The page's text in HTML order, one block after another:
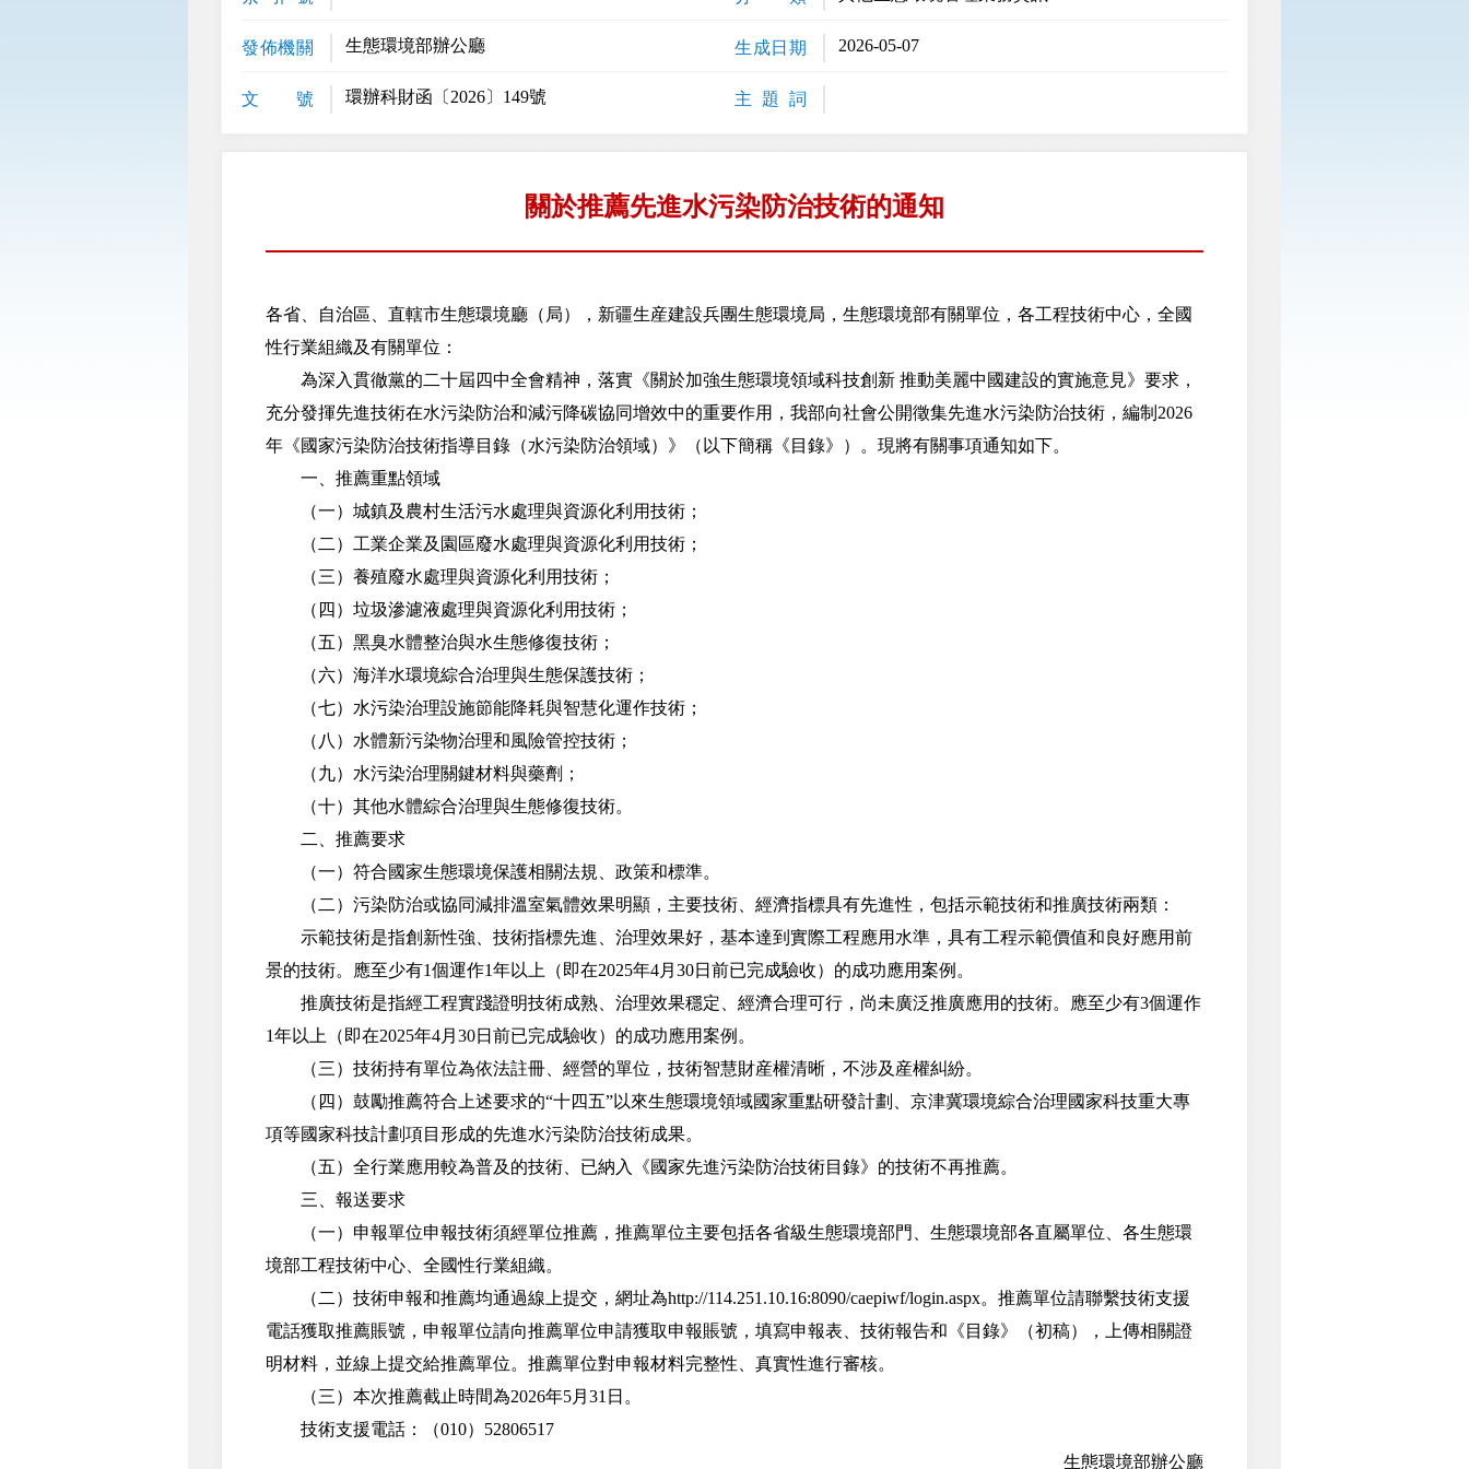
發佈機關 生態環境部辦公廳 生成日期 2026-05-07
文 號 環辦科財函〔2026〕149號 主 題 詞
關於推薦先進水污染防治技術的通知
各省、自治區、直轄市生態環境廳（局），新疆生産建設兵團生態環境局，生態環境部有關單位，各工程技術中心，全國
性行業組織及有關單位：
為深入貫徹黨的二十屆四中全會精神，落實《關於加強生態環境領域科技創新 推動美麗中國建設的實施意見》要求，
充分發揮先進技術在水污染防治和減污降碳協同增效中的重要作用，我部向社會公開徵集先進水污染防治技術，編制2026
年《國家污染防治技術指導目錄（水污染防治領域）》（以下簡稱《目錄》）。現將有關事項通知如下。
一、推薦重點領域
（一）城鎮及農村生活污水處理與資源化利用技術；
（二）工業企業及園區廢水處理與資源化利用技術；
（三）養殖廢水處理與資源化利用技術；
（四）垃圾滲濾液處理與資源化利用技術；
（五）黑臭水體整治與水生態修復技術；
（六）海洋水環境綜合治理與生態保護技術；
（七）水污染治理設施節能降耗與智慧化運作技術；
（八）水體新污染物治理和風險管控技術；
（九）水污染治理關鍵材料與藥劑；
（十）其他水體綜合治理與生態修復技術。
二、推薦要求
（一）符合國家生態環境保護相關法規、政策和標準。
（二）污染防治或協同減排溫室氣體效果明顯，主要技術、經濟指標具有先進性，包括示範技術和推廣技術兩類：
示範技術是指創新性強、技術指標先進、治理效果好，基本達到實際工程應用水準，具有工程示範價值和良好應用前
景的技術。應至少有1個運作1年以上（即在2025年4月30日前已完成驗收）的成功應用案例。
推廣技術是指經工程實踐證明技術成熟、治理效果穩定、經濟合理可行，尚未廣泛推廣應用的技術。應至少有3個運作
1年以上（即在2025年4月30日前已完成驗收）的成功應用案例。
（三）技術持有單位為依法註冊、經營的單位，技術智慧財産權清晰，不涉及産權糾紛。
（四）鼓勵推薦符合上述要求的“十四五”以來生態環境領域國家重點研發計劃、京津冀環境綜合治理國家科技重大專
項等國家科技計劃項目形成的先進水污染防治技術成果。
（五）全行業應用較為普及的技術、已納入《國家先進污染防治技術目錄》的技術不再推薦。
三、報送要求
（一）申報單位申報技術須經單位推薦，推薦單位主要包括各省級生態環境部門、生態環境部各直屬單位、各生態環
境部工程技術中心、全國性行業組織。
（二）技術申報和推薦均通過線上提交，網址為http://114.251.10.16:8090/caepiwf/login.aspx。推薦單位請聯繫技術支援
電話獲取推薦賬號，申報單位請向推薦單位申請獲取申報賬號，填寫申報表、技術報告和《目錄》（初稿），上傳相關證
明材料，並線上提交給推薦單位。推薦單位對申報材料完整性、真實性進行審核。
（三）本次推薦截止時間為2026年5月31日。
技術支援電話：（010）52806517
生態環境部辦公廳